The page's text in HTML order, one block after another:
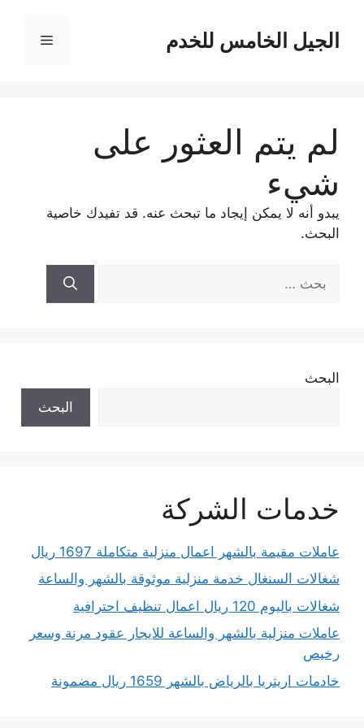
المحتوىالجيل الخامس للخدم القائمة
لم يتم العثور على
شيء
يبدو أنه لا يمكن إيجاد ما تبحث عنه. قد تفيدك خاصية
البحث.
عن:
البحث
البحث
خدمات الشركة
عاملات مقيمة بالشهر اعمال منزلية متكاملة 1697 ريال
شغالات السنغال خدمة منزلية موثوقة بالشهر والساعة
شغالات باليوم 120 ريال اعمال تنظيف احترافية
عاملات منزلية بالشهر والساعة للايجار عقود مرنة وسعر
رخيص
خادمات اريتريا بالرياض بالشهر 1659 ريال مضمونة